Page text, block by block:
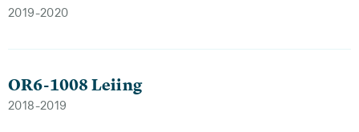
2019-2020
OR6-1008 Leiing
2018-2019